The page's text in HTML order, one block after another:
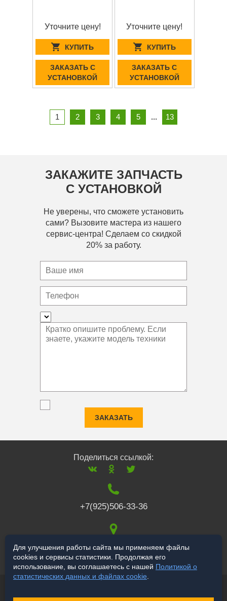
Уточните цену!
КУПИТЬ
ЗАКАЗАТЬ С
УСТАНОВКОЙ
Уточните цену!
КУПИТЬ
ЗАКАЗАТЬ С
УСТАНОВКОЙ
1 2 3 4 5 ... 13
ЗАКАЖИТЕ ЗАПЧАСТЬ
С УСТАНОВКОЙ
Не уверены, что сможете установить
сами? Вызовите мастера из нашего
сервис-центра! Сделаем со скидкой
20% за работу.
ЗАКАЗАТЬ
Поделиться ссылкой:
+7(925)506-33-36
117519,г. Москва,
Варшавское ш., 132
Для улучшения работы сайта мы применяем файлы
cookies и сервисы статистики. Продолжая его
использование, вы соглашаетесь с нашей Политикой о
статистических данных и файлах cookie